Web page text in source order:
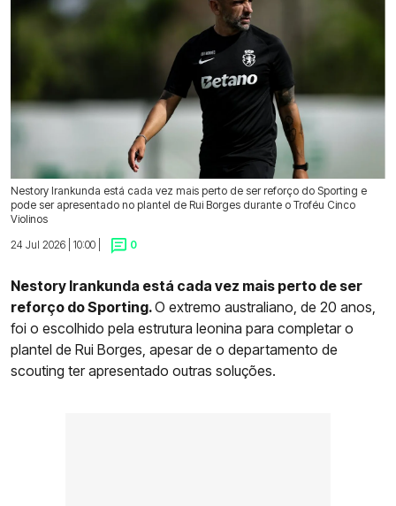
Nestory Irankunda está cada vez mais perto de ser reforço do Sporting e
pode ser apresentado no plantel de Rui Borges durante o Troféu Cinco
Violinos
24 Jul 2026 | 10:00 |
0
Nestory Irankunda está cada vez mais perto de ser
reforço do Sporting.O extremo australiano, de 20 anos,
foi o escolhido pela estrutura leonina para completar o
plantel de Rui Borges, apesar de o departamento de
scouting ter apresentado outras soluções.